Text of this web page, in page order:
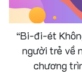
“Bi-đi-ét
người trẻ về
chương